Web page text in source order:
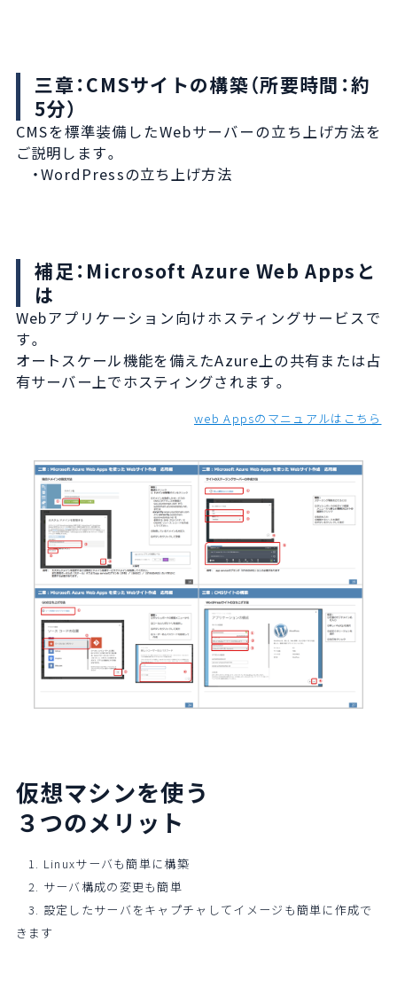
三章：CMSサイトの構築（所要時間：約
5分）
CMSを標準装備したWebサーバーの立ち上げ方法を
ご説明します。
・WordPressの立ち上げ方法
補足：Microsoft Azure Web Appsと
は
Webアプリケーション向けホスティングサービスで
す。
オートスケール機能を備えたAzure上の共有または占
有サーバー上でホスティングされます。
web Appsのマニュアルはこちら
仮想マシンを使う
３つのメリット
1. Linuxサーバも簡単に構築
2. サーバ構成の変更も簡単
3. 設定したサーバをキャプチャしてイメージも簡単に作成で
きます